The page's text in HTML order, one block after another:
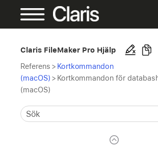
Claris FileMaker Pro Hjälp
Referens > Kortkommandon
(macOS) > Kortkommandon för
(macOS)